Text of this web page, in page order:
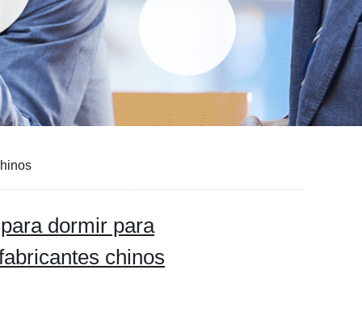
dormir para
chinos